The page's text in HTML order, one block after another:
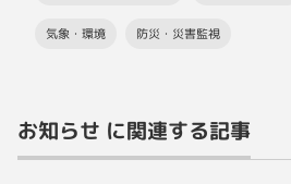
気象・環境 防災・災害監視
お知らせ に関連する記事